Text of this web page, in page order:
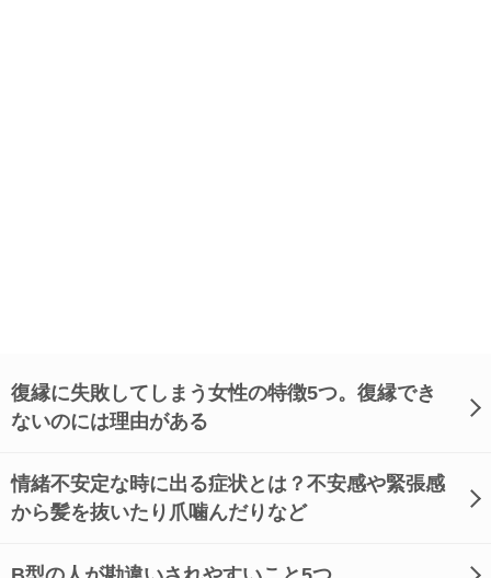
復縁に失敗してしまう女性の特徴5つ。復縁でき
ないのには理由がある
情緒不安定な時に出る症状とは？不安感や緊張感
から髪を抜いたり爪噛んだりなど